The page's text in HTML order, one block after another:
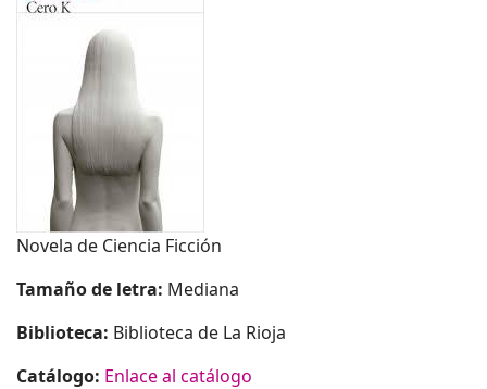
Novela de Ciencia Ficción
Tamaño de letra: Mediana
Biblioteca: Biblioteca de La Rioja
Catálogo: Enlace al catálogo